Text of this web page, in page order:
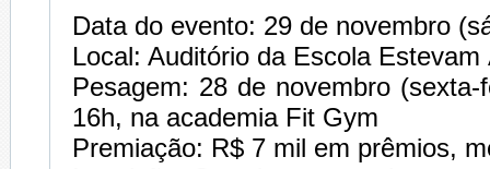
Data do evento: 29 de novembro
Local: Auditório da Escola Estevam
Pesagem: 28 de novembro
16h, na academia Fit Gym
Premiação: R$ 7 mil em prêmios,